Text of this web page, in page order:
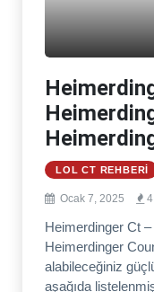
LOL CT REHBERI
Ocak 7, 2025
Heimerdinger Ct
Heimerdinger
alabileceğiniz
aşağıda